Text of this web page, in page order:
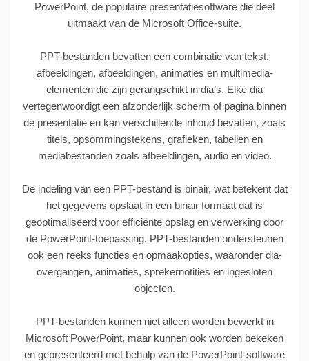
PowerPoint, de populaire presentatiesoftware die deel
uitmaakt van de Microsoft Office-suite.
PPT-bestanden bevatten een combinatie van tekst,
afbeeldingen, afbeeldingen, animaties en multimedia-
elementen die zijn gerangschikt in dia’s. Elke dia
vertegenwoordigt een afzonderlijk scherm of pagina binnen
de presentatie en kan verschillende inhoud bevatten, zoals
titels, opsommingstekens, grafieken, tabellen en
mediabestanden zoals afbeeldingen, audio en video.
De indeling van een PPT-bestand is binair, wat betekent dat
het gegevens opslaat in een binair formaat dat is
geoptimaliseerd voor efficiënte opslag en verwerking door
de PowerPoint-toepassing. PPT-bestanden ondersteunen
ook een reeks functies en opmaakopties, waaronder dia-
overgangen, animaties, sprekernotities en ingesloten
objecten.
PPT-bestanden kunnen niet alleen worden bewerkt in
Microsoft PowerPoint, maar kunnen ook worden bekeken
en gepresenteerd met behulp van de PowerPoint-software